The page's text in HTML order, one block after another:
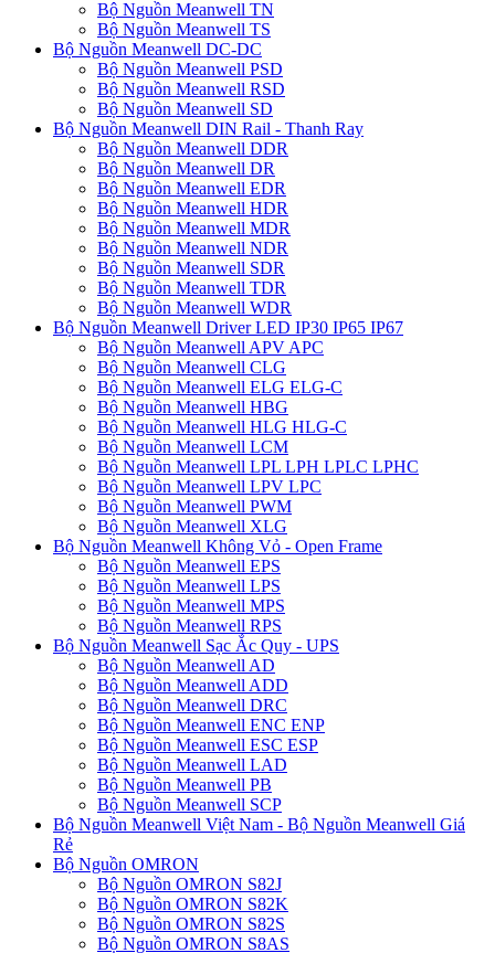
Bộ Nguồn Meanwell TN
Bộ Nguồn Meanwell TS
Bộ Nguồn Meanwell DC-DC
Bộ Nguồn Meanwell PSD
Bộ Nguồn Meanwell RSD
Bộ Nguồn Meanwell SD
Bộ Nguồn Meanwell DIN Rail - Thanh Ray
Bộ Nguồn Meanwell DDR
Bộ Nguồn Meanwell DR
Bộ Nguồn Meanwell EDR
Bộ Nguồn Meanwell HDR
Bộ Nguồn Meanwell MDR
Bộ Nguồn Meanwell NDR
Bộ Nguồn Meanwell SDR
Bộ Nguồn Meanwell TDR
Bộ Nguồn Meanwell WDR
Bộ Nguồn Meanwell Driver LED IP30 IP65 IP67
Bộ Nguồn Meanwell APV APC
Bộ Nguồn Meanwell CLG
Bộ Nguồn Meanwell ELG ELG-C
Bộ Nguồn Meanwell HBG
Bộ Nguồn Meanwell HLG HLG-C
Bộ Nguồn Meanwell LCM
Bộ Nguồn Meanwell LPL LPH LPLC LPHC
Bộ Nguồn Meanwell LPV LPC
Bộ Nguồn Meanwell PWM
Bộ Nguồn Meanwell XLG
Bộ Nguồn Meanwell Không Vỏ - Open Frame
Bộ Nguồn Meanwell EPS
Bộ Nguồn Meanwell LPS
Bộ Nguồn Meanwell MPS
Bộ Nguồn Meanwell RPS
Bộ Nguồn Meanwell Sạc Ắc Quy - UPS
Bộ Nguồn Meanwell AD
Bộ Nguồn Meanwell ADD
Bộ Nguồn Meanwell DRC
Bộ Nguồn Meanwell ENC ENP
Bộ Nguồn Meanwell ESC ESP
Bộ Nguồn Meanwell LAD
Bộ Nguồn Meanwell PB
Bộ Nguồn Meanwell SCP
Bộ Nguồn Meanwell Việt Nam - Bộ Nguồn Meanwell Giá
Rẻ
Bộ Nguồn OMRON
Bộ Nguồn OMRON S82J
Bộ Nguồn OMRON S82K
Bộ Nguồn OMRON S82S
Bộ Nguồn OMRON S8AS